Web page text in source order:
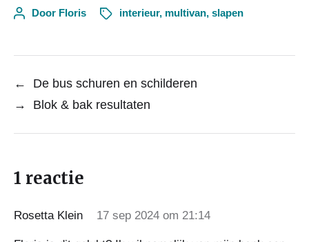
Door Floris interieur, multivan, slapen
←
De bus schuren en schilderen
→
Blok & bak resultaten
1 reactie
Rosetta Klein 17 sep 2024 om 21:14